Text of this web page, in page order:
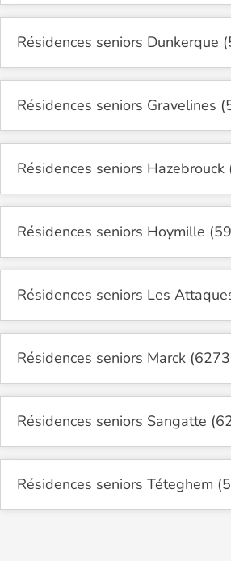
Résidences seniors Dunkerque
Résidences seniors Gravelines
Résidences seniors
Résidences seniors Hoymille
Résidences seniors Les
Résidences seniors Marck
Résidences seniors Sangatte
Résidences seniors Téteghem